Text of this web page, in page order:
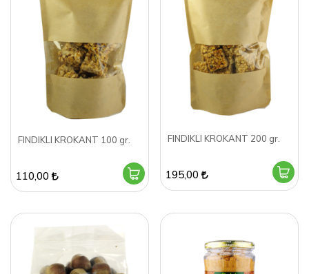
FINDIKLI KROKANT 100 gr.
110,00
FINDIKLI KROKANT 200 gr.
195,00